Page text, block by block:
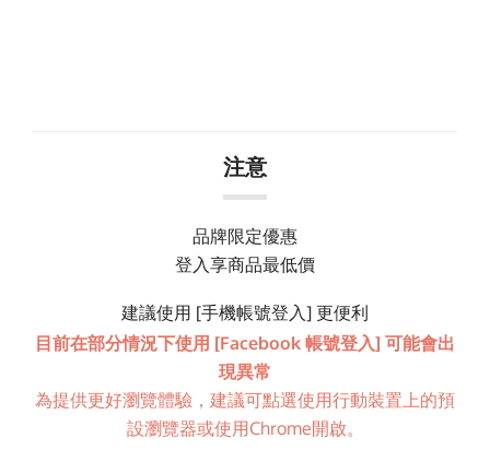
注意
品牌限定優惠
登入享商品最低價
建議使用 [手機帳號登入] 更便利
目前在部分情況下使用 [Facebook 帳號登入] 可能會出
現異常
為提供更好瀏覽體驗，建議可點選使用行動裝置上的預
設瀏覽器或使用Chrome開啟。